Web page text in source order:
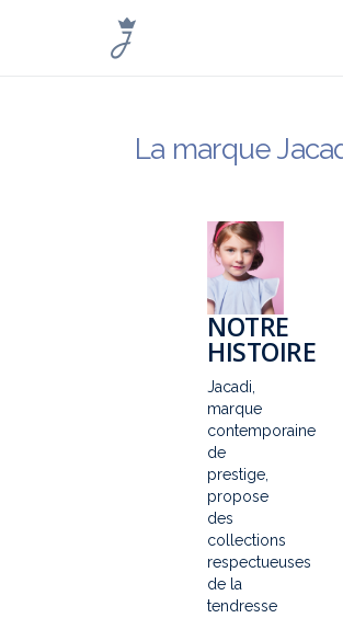
La marque
NOTRE
HISTOIRE
Jacadi,
marque
contemporaine
de
prestige,
propose
des
collections
respectueuses
de la
tendresse